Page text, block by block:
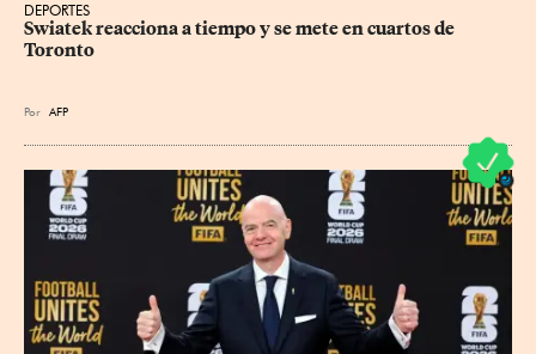
DEPORTES
Swiatek reacciona a tiempo y se mete en cuartos de
Toronto
Por AFP